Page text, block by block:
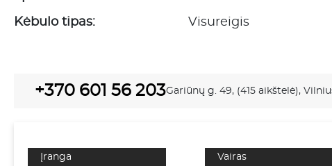
Kėbulo tipas: Visureigis
+370 601 56 203Gariūnų g. 49, (415 aikštelė),
Įranga Vairas